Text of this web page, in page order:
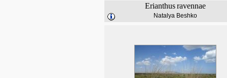
Erianthusravennae
Natalya Beshko